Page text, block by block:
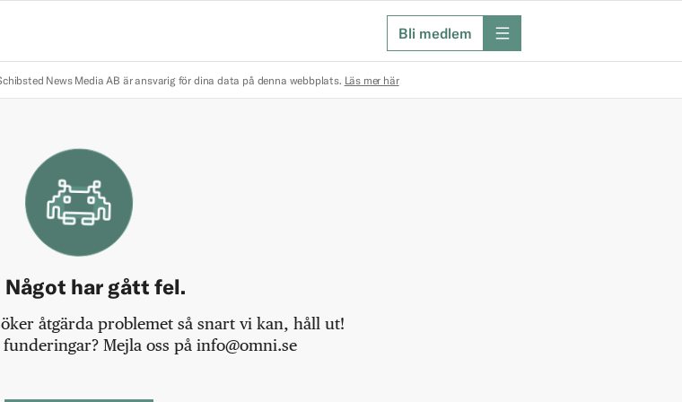
Bli medlem meny
News Media AB är ansvarig för dina data på denna webbplats. Läs mer här
Något har gått fel.
åtgärda problemet så snart vi kan, håll ut!
Mejla oss på info@omni.se